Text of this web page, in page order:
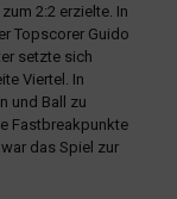
2:2 erzielte. In
Topscorer Guido
setzte sich
Viertel. In
und Ball zu
Fastbreakpunkte
das Spiel zur